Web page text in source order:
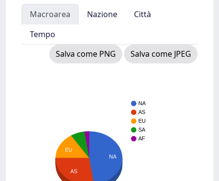
Macroarea Nazione
Città
Tempo
Salva come PNG
Salva come JPEG
NA
AS
EU
SA
AF
NA
EU
AS